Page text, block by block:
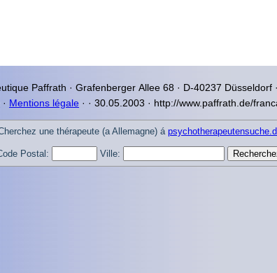
Paffrath · Grafenberger Allee68 · D-40237 Düsseldorf
· Mentions légale · · 30.05.2003 · http://www.paffrath.de/
une thérapeute (a Allemagne) á
Postal: Ville: